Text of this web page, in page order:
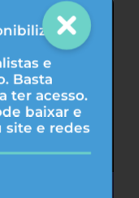
e
Basta
ter acesso.
baixar e
site e redes